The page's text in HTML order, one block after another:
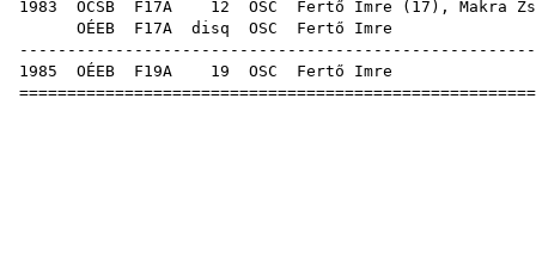
1983 OCSB F17A 12 OSC Fertő Imre ( 17 ), Makra
OÉEB F17A disq OSC
1985 OÉEB F19A 19 OSC